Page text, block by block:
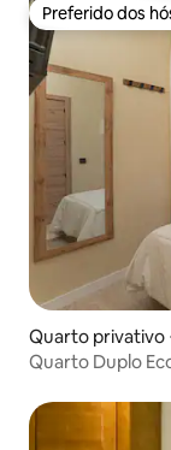
Preferido dos
Preferido dos
Quarto privativo
Quarto Duplo